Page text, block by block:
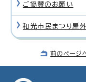
ご協賛のお願い
和光市民まつり屋
前のページ